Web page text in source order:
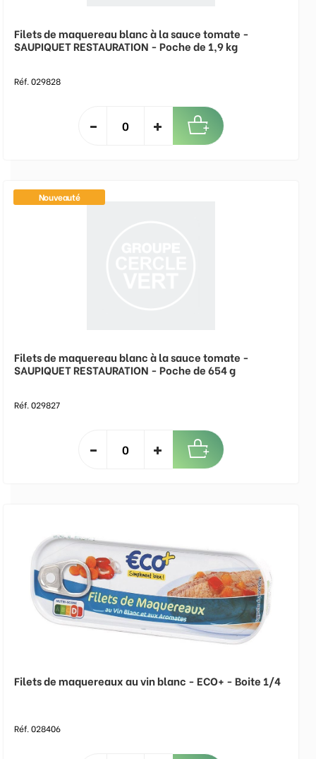
Filets de maquereau blanc à la sauce tomate -
SAUPIQUET RESTAURATION - Poche de 1,9 kg
Réf. 029828
Nouveauté
Filets de maquereau blanc à la sauce tomate -
SAUPIQUET RESTAURATION - Poche de 654 g
Réf. 029827
Filets de maquereaux au vin blanc - ECO+ - Boite 1/4
Réf. 028406